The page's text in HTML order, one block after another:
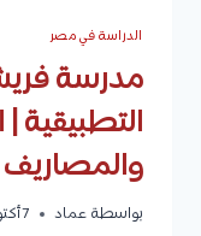
الدراسة في مصر
مدرسة
التطبيقية
والمصاريف
بواسطة عماد 7 أكتوبر، 2025